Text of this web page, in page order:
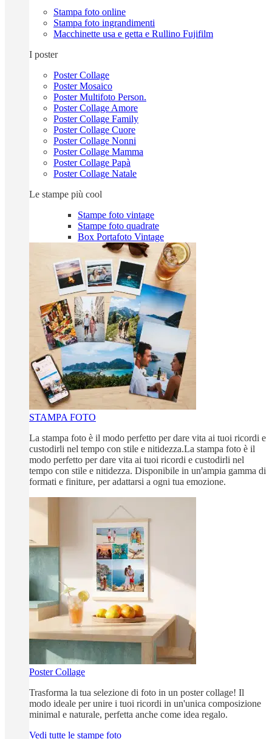
Stampa foto online
Stampa foto ingrandimenti
Macchinette usa e getta e Rullino Fujifilm
I poster
Poster Collage
Poster Mosaico
Poster Multifoto Person.
Poster Collage Amore
Poster Collage Family
Poster Collage Cuore
Poster Collage Nonni
Poster Collage Mamma
Poster Collage Papà
Poster Collage Natale
Le stampe più cool
Stampe foto vintage
Stampe foto quadrate
Box Portafoto Vintage
STAMPA FOTO
La stampa foto è il modo perfetto per dare vita ai tuoi ricordi e
custodirli nel tempo con stile e nitidezza.La stampa foto è il
modo perfetto per dare vita ai tuoi ricordi e custodirli nel
tempo con stile e nitidezza. Disponibile in un'ampia gamma di
formati e finiture, per adattarsi a ogni tua emozione.
Poster Collage
Trasforma la tua selezione di foto in un poster collage! Il
modo ideale per unire i tuoi ricordi in un'unica composizione
minimal e naturale, perfetta anche come idea regalo.
Vedi tutte le stampe foto